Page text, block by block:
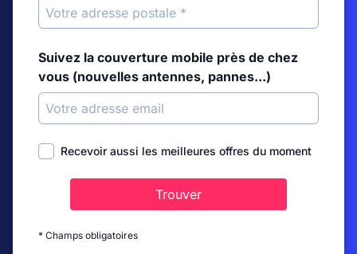
Suivez la couverture mobile près de chez
vous (nouvelles antennes, pannes...)
Recevoir aussi les meilleures offres du moment
Trouver
* Champs obligatoires